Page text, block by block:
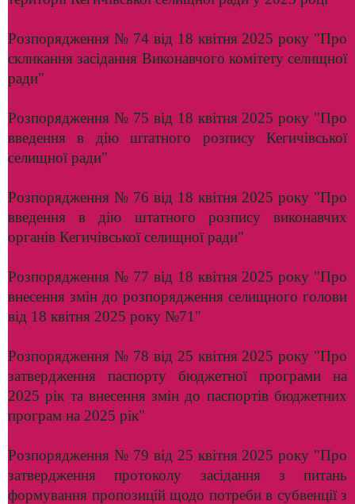
Розпорядження № 74 від 18 квітня 2025 року "Про
скликання засідання Виконавчого комітету селищної
ради"
Розпорядження № 75 від 18 квітня 2025 року "Про
введення в дію штатного розпису Кегичівської
селищної ради"
Розпорядження № 76 від 18 квітня 2025 року "Про
введення в дію штатного розпису виконавчих
органів Кегичівської селищної ради"
Розпорядження № 77 від 18 квітня 2025 року "Про
внесення змін до розпорядження селищного голови
від 18 квітня 2025 року №71"
Розпорядження № 78 від 25 квітня 2025 року "Про
затвердження паспорту бюджетної програми на
2025 рік та внесення змін до паспортів бюджетних
програм на 2025 рік"
Розпорядження № 79 від 25 квітня 2025 року "Про
затвердження протоколу засідання з питань
формування пропозицій щодо потреби в субвенції з